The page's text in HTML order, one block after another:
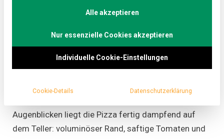
Weltkulturerbe und stammt aus Italien: Pizza, in
Lebensmittelmagazin.de hat dem Lehrer einer
entwickelt sie ein beachtliches Eigenleben. Der Teig
Augenblicken liegt die Pizza fertig dampfend auf
dem Teller: voluminöser Rand, saftige Tomaten und
Alle akzeptieren
Nur essenzielle Cookies akzeptieren
Individuelle Cookie-Einstellungen
Cookie-Details Datenschutzerklärung